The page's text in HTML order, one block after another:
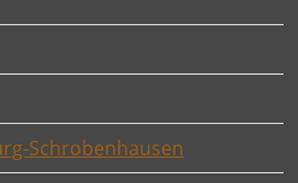
Schrobenhausen